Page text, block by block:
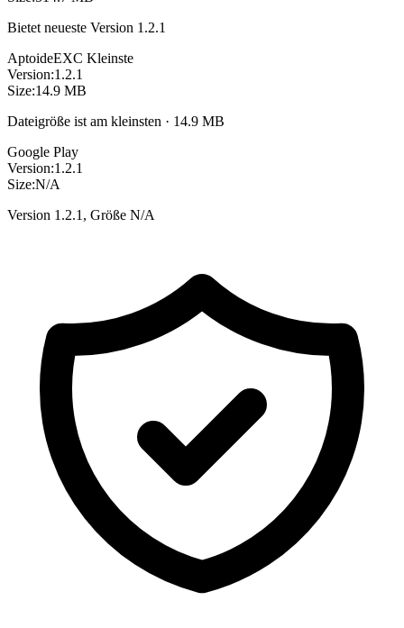
Bietet neueste Version 1.2.1
AptoideEXC Kleinste
Version:1.2.1
Size:14.9 MB
Dateigröße ist am kleinsten · 14.9 MB
Google Play
Version:1.2.1
Size:N/A
Version 1.2.1, Größe N/A